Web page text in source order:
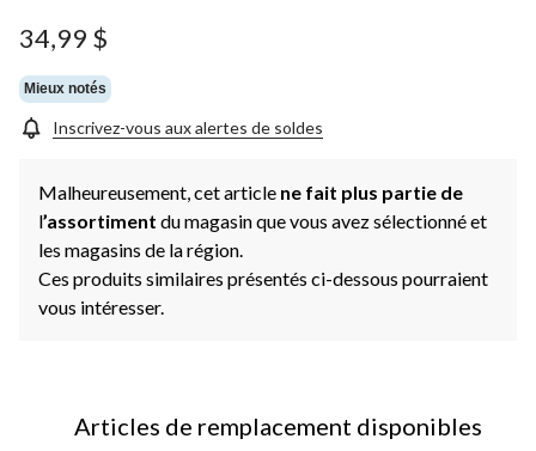
34,99 $
Mieux notés
Inscrivez-vous aux alertes de soldes
Malheureusement, cet article ne fait plus partie de
l’assortiment du magasin que vous avez sélectionné et
les magasins de la région.
Ces produits similaires présentés ci-dessous pourraient
vous intéresser.
Articles de remplacement disponibles